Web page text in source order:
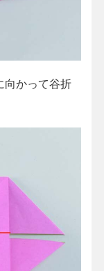
かって谷折